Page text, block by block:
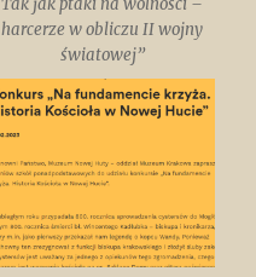
Tak jak ptaki na wolności –
harcerze w obliczu II wojny
światowej”